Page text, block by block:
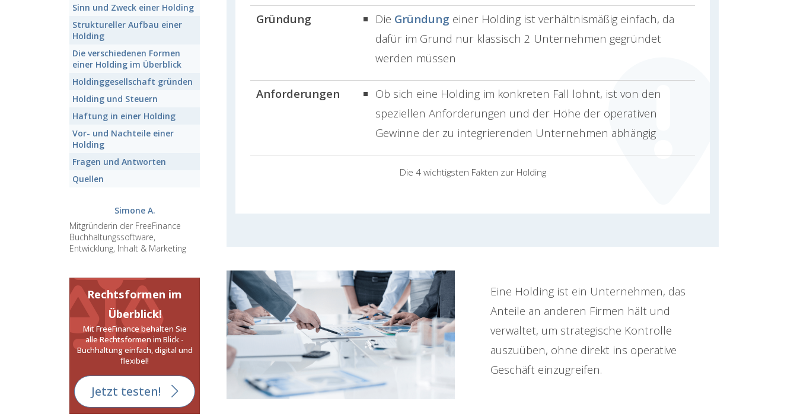
Sinn und Zweck einer Holding
Struktureller Aufbau einer
Holding
Die verschiedenen Formen
einer Holding im Überblick
Holdinggesellschaft gründen
Holding und Steuern
Haftung in einer Holding
Vor- und Nachteile einer
Holding
Fragen und Antworten
Quellen
Simone A.
Mitgründerin der FreeFinance
Buchhaltungssoftware,
Entwicklung, Inhalt & Marketing
Rechtsformen im
Überblick!
Mit FreeFinance behalten Sie
alle Rechtsformen im Blick -
Buchhaltung einfach, digital und
flexibel!
Jetzt testen!
Die 4 wichtigsten Fakten zur Holding
Gründung Die Gründung einer Holding ist verhältnismäßig einfach, da
dafür im Grund nur klassisch 2 Unternehmen gegründet
werden müssen
Anforderungen
Ob sich eine Holding im konkreten Fall lohnt, ist von den
speziellen Anforderungen und der Höhe der operativen
Gewinne der zu integrierenden Unternehmen abhängig
Eine Holding ist ein Unternehmen, das
Anteile an anderen Firmen hält und
verwaltet, um strategische Kontrolle
auszuüben, ohne direkt ins operative
Geschäft einzugreifen.